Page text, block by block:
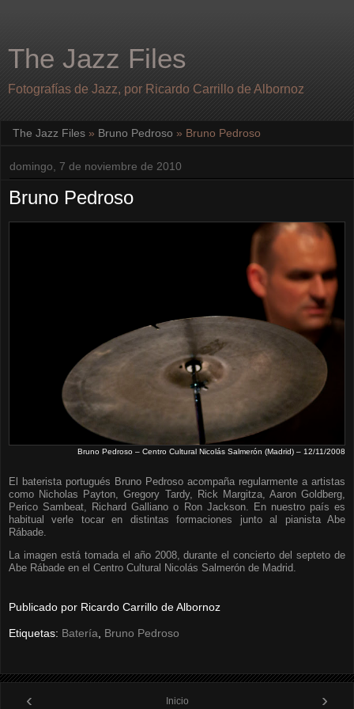
The Jazz Files
Fotografías de Jazz, por Ricardo Carrillo de Albornoz
The Jazz Files » Bruno Pedroso » Bruno Pedroso
domingo, 7 de noviembre de 2010
Bruno Pedroso
Bruno Pedroso – Centro Cultural Nicolás Salmerón (Madrid) – 12/11/2008
El baterista portugués Bruno Pedroso acompaña regularmente a artistas
como Nicholas Payton, Gregory Tardy, Rick Margitza, Aaron Goldberg,
Perico Sambeat, Richard Galliano o Ron Jackson. En nuestro país es
habitual verle tocar en distintas formaciones junto al pianista Abe
Rábade.
La imagen está tomada el año 2008, durante el concierto del septeto de
Abe Rábade en el Centro Cultural Nicolás Salmerón de Madrid.
Publicado por Ricardo Carrillo de Albornoz
Etiquetas: Batería, Bruno Pedroso
‹ ›
Inicio